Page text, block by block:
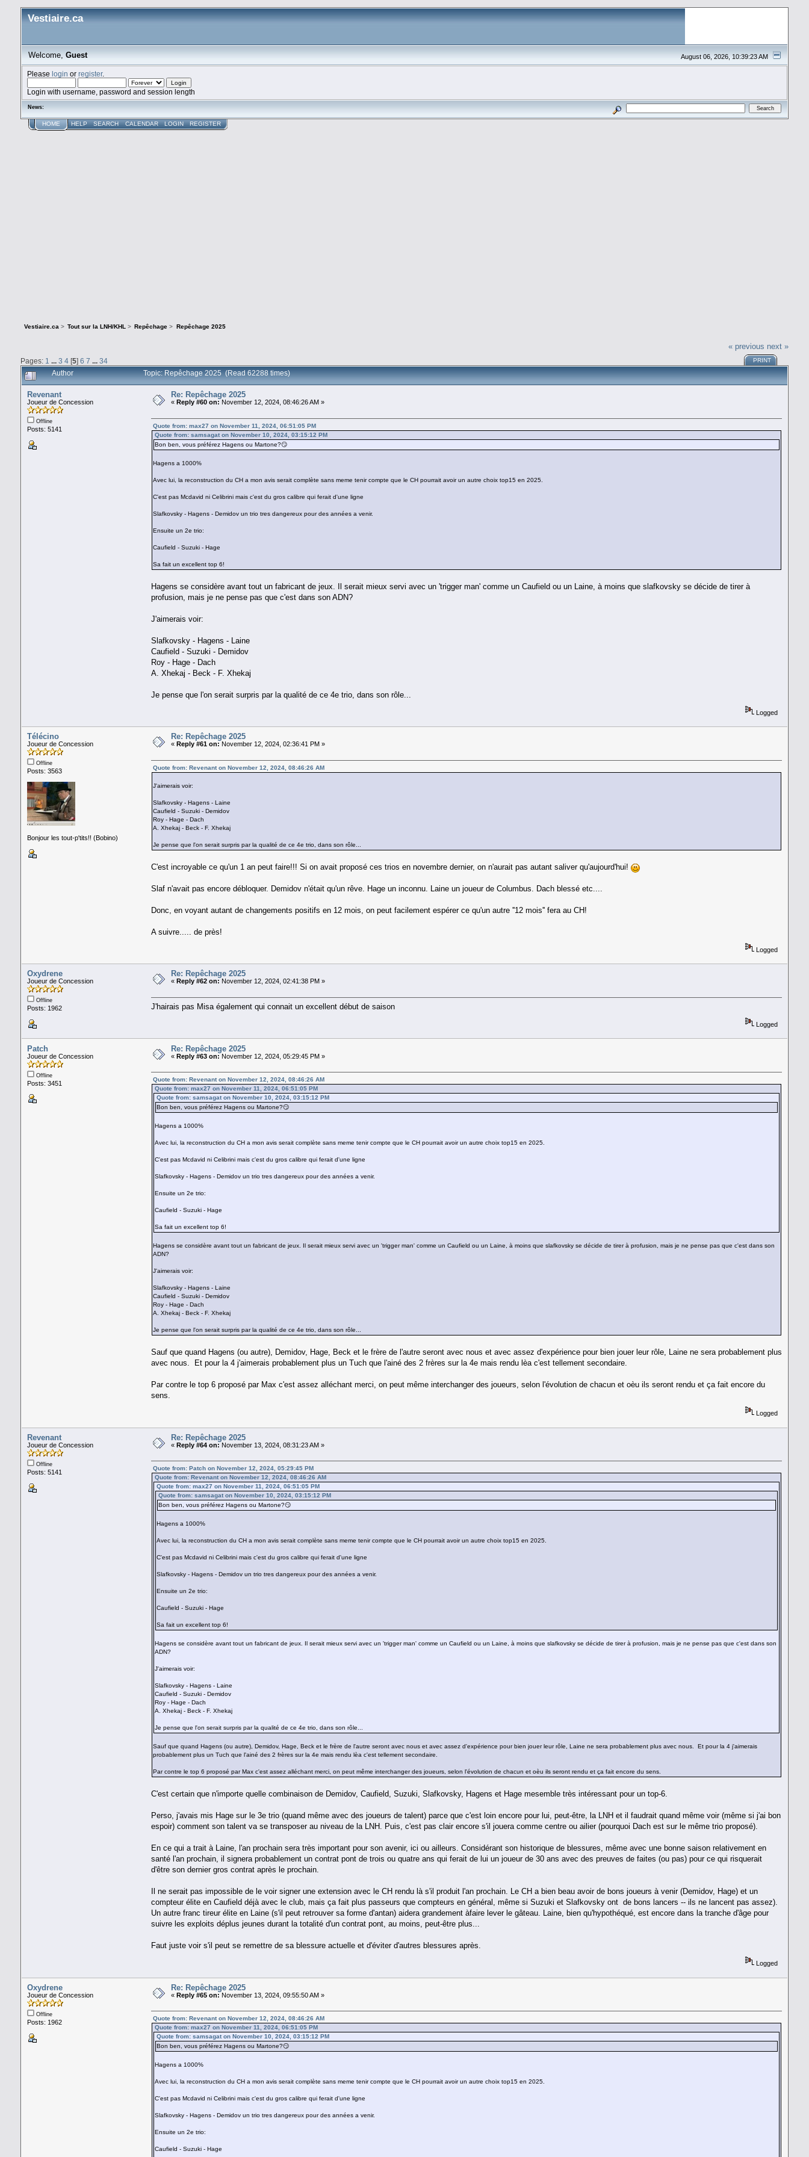
Vestiaire.ca
August 06, 2026, 10:39:23 AM
Welcome,Guest
Please login or register.
Login with username, password and session length
News:
HOME HELP SEARCH CALENDAR LOGIN REGISTER
Vestiaire.ca > Tout sur la LNH/KHL > Repêchage > Repêchage 2025
« previous next »
Pages: 1 ... 3 4[5] 6 7 ... 34 PRINT
Author Topic: Repêchage 2025 (Read 62288 times)
Revenant
Joueur de Concession
Offline
Posts: 5141
Re: Repêchage 2025
« Reply #60 on: November 12, 2024, 08:46:26 AM »
Quote from: max27 on November 11, 2024, 06:51:05 PM
Quote from: samsagat on November 10, 2024, 03:15:12 PM
Bon ben, vous préférez Hagens ou Martone?😏
Hagens a 1000%
Avec lui, la reconstruction du CH a mon avis serait complète sans meme tenir compte que le CH pourrait avoir un autre choix top15 en 2025.
C'est pas Mcdavid ni Celibrini mais c'est du gros calibre qui ferait d'une ligne
Slafkovsky - Hagens - Demidov un trio tres dangereux pour des années a venir.
Ensuite un 2e trio:
Caufield - Suzuki - Hage
Sa fait un excellent top 6!
Hagens se considère avant tout un fabricant de jeux. Il serait mieux servi avec un 'trigger man' comme un Caufield ou un Laine, à moins que slafkovsky se décide de tirer à
profusion, mais je ne pense pas que c'est dans son ADN?
J'aimerais voir:
Slafkovsky - Hagens - Laine
Caufield - Suzuki - Demidov
Roy - Hage - Dach
A. Xhekaj - Beck - F. Xhekaj
Je pense que l'on serait surpris par la qualité de ce 4e trio, dans son rôle...
Logged
Télécino
Joueur de Concession
Offline
Posts: 3563
Bonjour les tout-p'tits!! (Bobino)
Re: Repêchage 2025
« Reply #61 on: November 12, 2024, 02:36:41 PM »
Quote from: Revenant on November 12, 2024, 08:46:26 AM
J'aimerais voir:
Slafkovsky - Hagens - Laine
Caufield - Suzuki - Demidov
Roy - Hage - Dach
A. Xhekaj - Beck - F. Xhekaj
Je pense que l'on serait surpris par la qualité de ce 4e trio, dans son rôle...
C'est incroyable ce qu'un 1 an peut faire!!! Si on avait proposé ces trios en novembre dernier, on n'aurait pas autant saliver qu'aujourd'hui!
Slaf n'avait pas encore débloquer. Demidov n'était qu'un rêve. Hage un inconnu. Laine un joueur de Columbus. Dach blessé etc....
Donc, en voyant autant de changements positifs en 12 mois, on peut facilement espérer ce qu'un autre ''12 mois'' fera au CH!
A suivre..... de près!
Logged
Oxydrene
Joueur de Concession
Offline
Posts: 1962
Re: Repêchage 2025
« Reply #62 on: November 12, 2024, 02:41:38 PM »
J'hairais pas Misa également qui connait un excellent début de saison
Logged
Patch
Joueur de Concession
Offline
Posts: 3451
Re: Repêchage 2025
« Reply #63 on: November 12, 2024, 05:29:45 PM »
Quote from: Revenant on November 12, 2024, 08:46:26 AM
Quote from: max27 on November 11, 2024, 06:51:05 PM
Quote from: samsagat on November 10, 2024, 03:15:12 PM
Bon ben, vous préférez Hagens ou Martone?😏
Hagens a 1000%
Avec lui, la reconstruction du CH a mon avis serait complète sans meme tenir compte que le CH pourrait avoir un autre choix top15 en 2025.
C'est pas Mcdavid ni Celibrini mais c'est du gros calibre qui ferait d'une ligne
Slafkovsky - Hagens - Demidov un trio tres dangereux pour des années a venir.
Ensuite un 2e trio:
Caufield - Suzuki - Hage
Sa fait un excellent top 6!
Hagens se considère avant tout un fabricant de jeux. Il serait mieux servi avec un 'trigger man' comme un Caufield ou un Laine, à moins que slafkovsky se décide de tirer à profusion, mais je ne pense pas que c'est dans son
ADN?
J'aimerais voir:
Slafkovsky - Hagens - Laine
Caufield - Suzuki - Demidov
Roy - Hage - Dach
A. Xhekaj - Beck - F. Xhekaj
Je pense que l'on serait surpris par la qualité de ce 4e trio, dans son rôle...
Sauf que quand Hagens (ou autre), Demidov, Hage, Beck et le frère de l'autre seront avec nous et avec assez d'expérience pour bien jouer leur rôle, Laine ne sera probablement plus
avec nous. Et pour la 4 j'aimerais probablement plus un Tuch que l'ainé des 2 frères sur la 4e mais rendu lèa c'est tellement secondaire.
Par contre le top 6 proposé par Max c'est assez alléchant merci, on peut même interchanger des joueurs, selon l'évolution de chacun et oèu ils seront rendu et ça fait encore du
sens.
Logged
Revenant
Joueur de Concession
Offline
Posts: 5141
Re: Repêchage 2025
« Reply #64 on: November 13, 2024, 08:31:23 AM »
Quote from: Patch on November 12, 2024, 05:29:45 PM
Quote from: Revenant on November 12, 2024, 08:46:26 AM
Quote from: max27 on November 11, 2024, 06:51:05 PM
Quote from: samsagat on November 10, 2024, 03:15:12 PM
Bon ben, vous préférez Hagens ou Martone?😏
Hagens a 1000%
Avec lui, la reconstruction du CH a mon avis serait complète sans meme tenir compte que le CH pourrait avoir un autre choix top15 en 2025.
C'est pas Mcdavid ni Celibrini mais c'est du gros calibre qui ferait d'une ligne
Slafkovsky - Hagens - Demidov un trio tres dangereux pour des années a venir.
Ensuite un 2e trio:
Caufield - Suzuki - Hage
Sa fait un excellent top 6!
Hagens se considère avant tout un fabricant de jeux. Il serait mieux servi avec un 'trigger man' comme un Caufield ou un Laine, à moins que slafkovsky se décide de tirer à profusion, mais je ne pense pas que c'est dans son
ADN?
J'aimerais voir:
Slafkovsky - Hagens - Laine
Caufield - Suzuki - Demidov
Roy - Hage - Dach
A. Xhekaj - Beck - F. Xhekaj
Je pense que l'on serait surpris par la qualité de ce 4e trio, dans son rôle...
Sauf que quand Hagens (ou autre), Demidov, Hage, Beck et le frère de l'autre seront avec nous et avec assez d'expérience pour bien jouer leur rôle, Laine ne sera probablement plus avec nous. Et pour la 4 j'aimerais
probablement plus un Tuch que l'ainé des 2 frères sur la 4e mais rendu lèa c'est tellement secondaire.
Par contre le top 6 proposé par Max c'est assez alléchant merci, on peut même interchanger des joueurs, selon l'évolution de chacun et oèu ils seront rendu et ça fait encore du sens.
C'est certain que n'importe quelle combinaison de Demidov, Caufield, Suzuki, Slafkovsky, Hagens et Hage mesemble très intéressant pour un top-6.
Perso, j'avais mis Hage sur le 3e trio (quand même avec des joueurs de talent) parce que c'est loin encore pour lui, peut-être, la LNH et il faudrait quand même voir (même si j'ai bon
espoir) comment son talent va se transposer au niveau de la LNH. Puis, c'est pas clair encore s'il jouera comme centre ou ailier (pourquoi Dach est sur le même trio proposé).
En ce qui a trait à Laine, l'an prochain sera très important pour son avenir, ici ou ailleurs. Considérant son historique de blessures, même avec une bonne saison relativement en
santé l'an prochain, il signera probablement un contrat pont de trois ou quatre ans qui ferait de lui un joueur de 30 ans avec des preuves de faites (ou pas) pour ce qui risquerait
d'être son dernier gros contrat après le prochain.
Il ne serait pas impossible de le voir signer une extension avec le CH rendu là s'il produit l'an prochain. Le CH a bien beau avoir de bons joueurs à venir (Demidov, Hage) et un
compteur élite en Caufield déjà avec le club, mais ça fait plus passeurs que compteurs en général, même si Suzuki et Slafkovsky ont de bons lancers -- ils ne lancent pas assez).
Un autre franc tireur élite en Laine (s'il peut retrouver sa forme d'antan) aidera grandement àfaire lever le gâteau. Laine, bien qu'hypothéqué, est encore dans la tranche d'âge pour
suivre les exploits déplus jeunes durant la totalité d'un contrat pont, au moins, peut-être plus...
Faut juste voir s'il peut se remettre de sa blessure actuelle et d'éviter d'autres blessures après.
Logged
Oxydrene
Joueur de Concession
Offline
Posts: 1962
Re: Repêchage 2025
« Reply #65 on: November 13, 2024, 09:55:50 AM »
Quote from: Revenant on November 12, 2024, 08:46:26 AM
Quote from: max27 on November 11, 2024, 06:51:05 PM
Quote from: samsagat on November 10, 2024, 03:15:12 PM
Bon ben, vous préférez Hagens ou Martone?😏
Hagens a 1000%
Avec lui, la reconstruction du CH a mon avis serait complète sans meme tenir compte que le CH pourrait avoir un autre choix top15 en 2025.
C'est pas Mcdavid ni Celibrini mais c'est du gros calibre qui ferait d'une ligne
Slafkovsky - Hagens - Demidov un trio tres dangereux pour des années a venir.
Ensuite un 2e trio:
Caufield - Suzuki - Hage